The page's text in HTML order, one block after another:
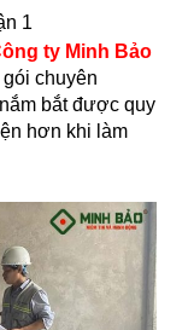
1
ty Minh Bảo
gói chuyên
bắt được quy
hơn khi làm